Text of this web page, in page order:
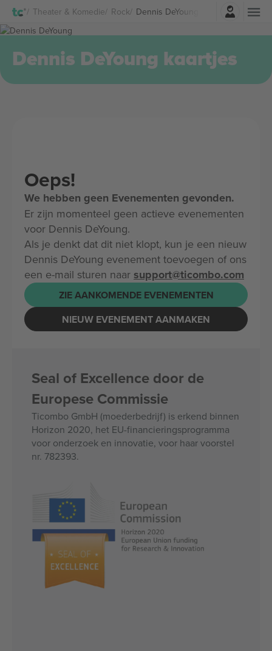
Theater & Komedie Rock Dennis DeYoung Kaartjes
Log in
Dennis DeYoung kaartjes
Oeps!
We hebben geen Evenementen gevonden.
Er zijn momenteel geen actieve evenementen
voor Dennis DeYoung.
Als je denkt dat dit niet klopt, kun je een nieuw
Dennis DeYoung evenement toevoegen of ons
een e-mail sturen naar support@ticombo.com
ZIE AANKOMENDE EVENEMENTEN
NIEUW EVENEMENT AANMAKEN
Seal of Excellence door de
Europese Commissie
Ticombo GmbH (moederbedrijf) is erkend binnen
Horizon 2020, het EU-financieringsprogramma
voor onderzoek en innovatie, voor haar voorstel
nr. 782393.